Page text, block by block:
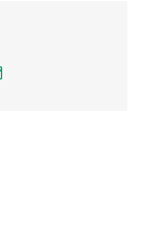
Correo